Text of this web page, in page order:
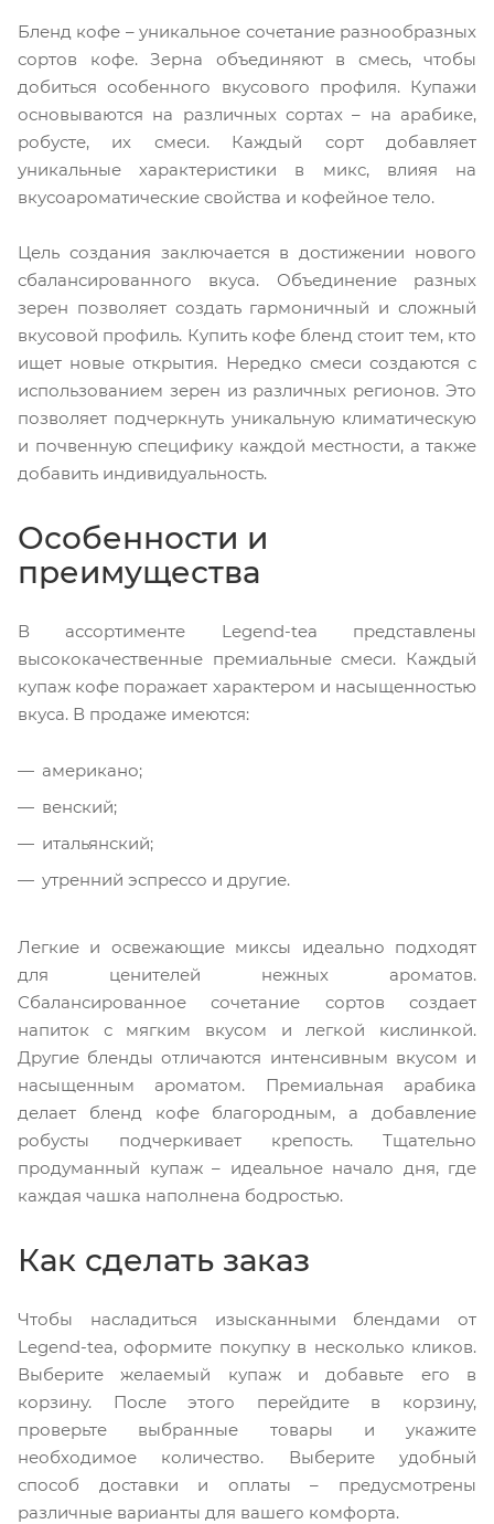
Бленд кофе – уникальное сочетание разнообразных
сортов кофе. Зерна объединяют в смесь, чтобы
добиться особенного вкусового профиля. Купажи
основываются на различных сортах – на арабике,
робусте, их смеси. Каждый сорт добавляет
уникальные характеристики в микс, влияя на
вкусоароматические свойства и кофейное тело.
Цель создания заключается в достижении нового
сбалансированного вкуса. Объединение разных
зерен позволяет создать гармоничный и сложный
вкусовой профиль. Купить кофе бленд стоит тем, кто
ищет новые открытия. Нередко смеси создаются с
использованием зерен из различных регионов. Это
позволяет подчеркнуть уникальную климатическую
и почвенную специфику каждой местности, а также
добавить индивидуальность.
Особенности и
преимущества
В ассортименте Legend-tea представлены
высококачественные премиальные смеси. Каждый
купаж кофе поражает характером и насыщенностью
вкуса. В продаже имеются:
американо;
венский;
итальянский;
утренний эспрессо и другие.
Легкие и освежающие миксы идеально подходят
для ценителей нежных ароматов.
Сбалансированное сочетание сортов создает
напиток с мягким вкусом и легкой кислинкой.
Другие бленды отличаются интенсивным вкусом и
насыщенным ароматом. Премиальная арабика
делает бленд кофе благородным, а добавление
робусты подчеркивает крепость. Тщательно
продуманный купаж – идеальное начало дня, где
каждая чашка наполнена бодростью.
Как сделать заказ
Чтобы насладиться изысканными блендами от
Legend-tea, оформите покупку в несколько кликов.
Выберите желаемый купаж и добавьте его в
корзину. После этого перейдите в корзину,
проверьте выбранные товары и укажите
необходимое количество. Выберите удобный
способ доставки и оплаты – предусмотрены
различные варианты для вашего комфорта.